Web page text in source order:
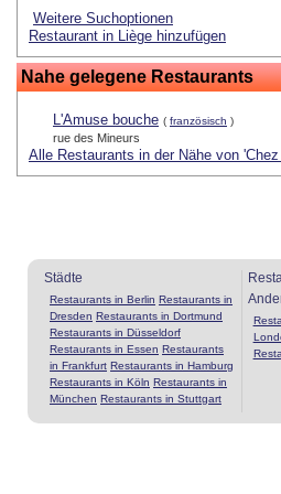
Weitere Suchoptionen
Restaurant in Liège hinzufügen
Nahe gelegene Restaurants
L'Amuse bouche ( französisch )
rue des Mineurs
Alle Restaurants in der Nähe von
Städte
Restaurants in Berlin Restaurants in
Dresden Restaurants in Dortmund
Restaurants in Düsseldorf
Restaurants in Essen Restaurants
in Frankfurt Restaurants in Hamburg
Restaurants in Köln Restaurants in
München Restaurants in Stuttgart